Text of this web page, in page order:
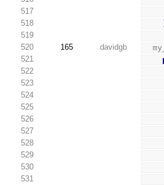
517
518
519
520
165 davidgb
521
522
523
524
525
526
527
528
529
530
531